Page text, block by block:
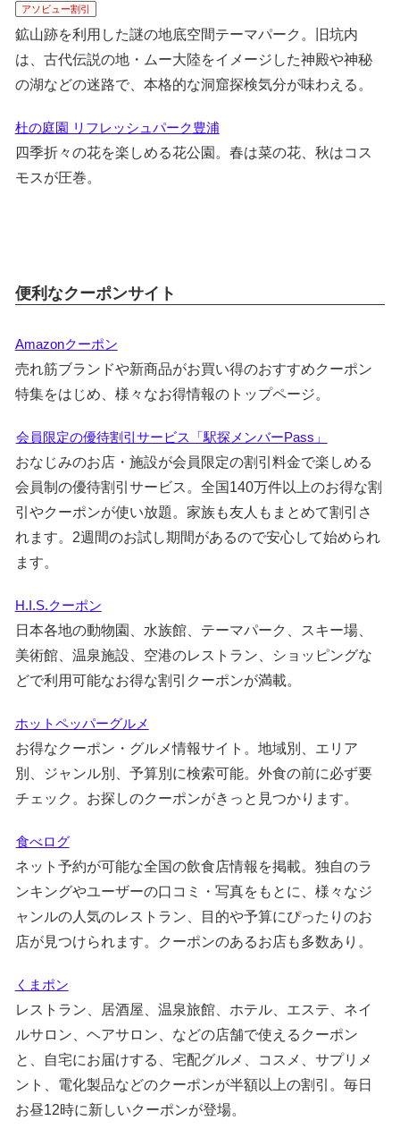
アソビュー割引
鉱山跡を利用した謎の地底空間テーマパーク。旧坑内
は、古代伝説の地・ムー大陸をイメージした神殿や神秘
の湖などの迷路で、本格的な洞窟探検気分が味わえる。
杜の庭園 リフレッシュパーク豊浦
四季折々の花を楽しめる花公園。春は菜の花、秋はコス
モスが圧巻。
便利なクーポンサイト
Amazonクーポン
売れ筋ブランドや新商品がお買い得のおすすめクーポン
特集をはじめ、様々なお得情報のトップページ。
会員限定の優待割引サービス「駅探メンバーPass」
おなじみのお店・施設が会員限定の割引料金で楽しめる
会員制の優待割引サービス。全国140万件以上のお得な割
引やクーポンが使い放題。家族も友人もまとめて割引さ
れます。2週間のお試し期間があるので安心して始められ
ます。
H.I.S.クーポン
日本各地の動物園、水族館、テーマパーク、スキー場、
美術館、温泉施設、空港のレストラン、ショッピングな
どで利用可能なお得な割引クーポンが満載。
ホットペッパーグルメ
お得なクーポン・グルメ情報サイト。地域別、エリア
別、ジャンル別、予算別に検索可能。外食の前に必ず要
チェック。お探しのクーポンがきっと見つかります。
食べログ
ネット予約が可能な全国の飲食店情報を掲載。独自のラ
ンキングやユーザーの口コミ・写真をもとに、様々なジ
ャンルの人気のレストラン、目的や予算にぴったりのお
店が見つけられます。クーポンのあるお店も多数あり。
くまポン
レストラン、居酒屋、温泉旅館、ホテル、エステ、ネイ
ルサロン、ヘアサロン、などの店舗で使えるクーポン
と、自宅にお届けする、宅配グルメ、コスメ、サプリメ
ント、電化製品などのクーポンが半額以上の割引。毎日
お昼12時に新しいクーポンが登場。